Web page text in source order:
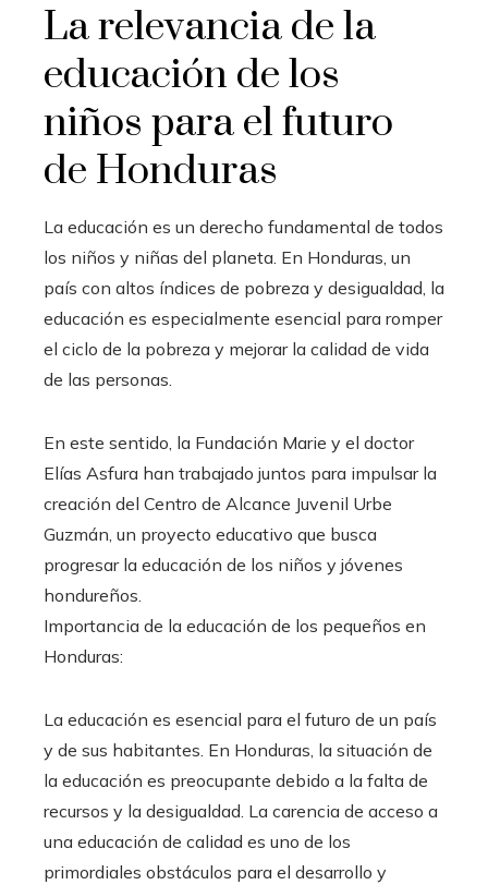
La relevancia de la
educación de los
niños para el futuro
de Honduras
La educación es un derecho fundamental de todos
los niños y niñas del planeta. En Honduras, un
país con altos índices de pobreza y desigualdad, la
educación es especialmente esencial para romper
el ciclo de la pobreza y mejorar la calidad de vida
de las personas.
En este sentido, la Fundación Marie y el doctor
Elías Asfura han trabajado juntos para impulsar la
creación del Centro de Alcance Juvenil Urbe
Guzmán, un proyecto educativo que busca
progresar la educación de los niños y jóvenes
hondureños.
Importancia de la educación de los pequeños en
Honduras:
La educación es esencial para el futuro de un país
y de sus habitantes. En Honduras, la situación de
la educación es preocupante debido a la falta de
recursos y la desigualdad. La carencia de acceso a
una educación de calidad es uno de los
primordiales obstáculos para el desarrollo y